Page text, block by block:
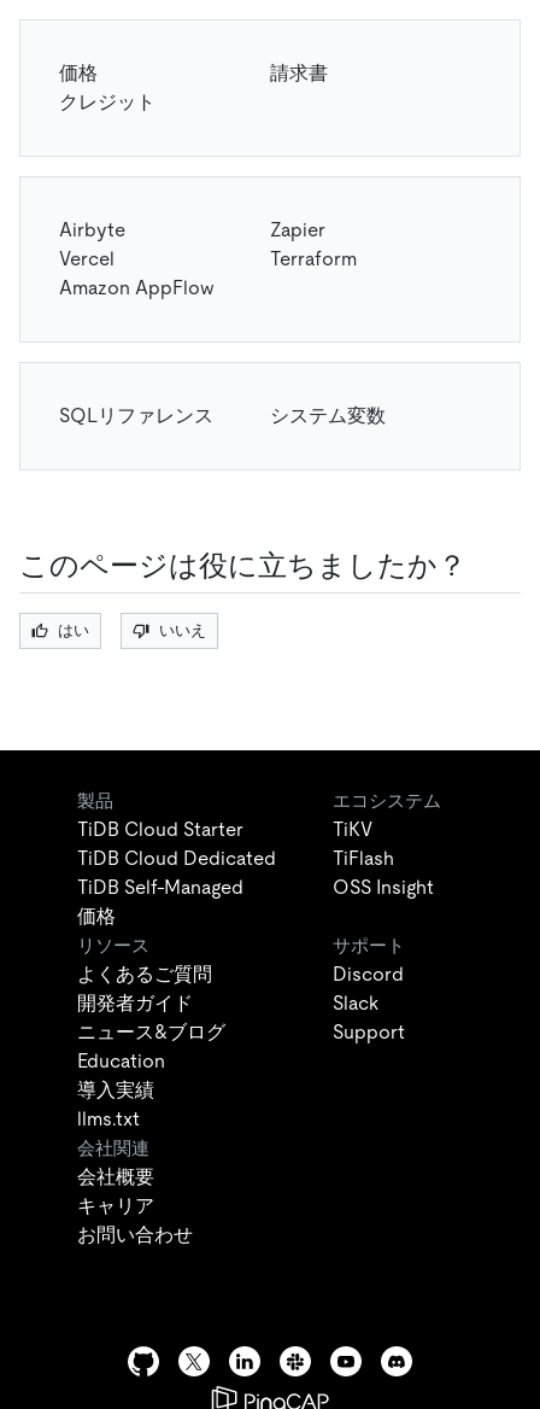
価格
請求書
クレジット
Airbyte
Zapier
Vercel
Terraform
Amazon AppFlow
SQLリファレンス システム変数
このページは役に立ちましたか？
はい いいえ
製品
TiDB Cloud Starter
TiDB Cloud Dedicated
TiDB Self-Managed
価格
エコシステム
TiKV
TiFlash
OSS Insight
リソース
よくあるご質問
開発者ガイド
ニュース&ブログ
Education
導入実績
llms.txt
サポート
Discord
Slack
Support
会社関連
会社概要
キャリア
お問い合わせ